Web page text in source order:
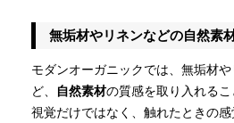
無垢材やリネンなどの自然素
モダンオーガニックでは、無垢材
ど、
自然素材の質感を取り入れるこ
視覚だけではなく、触れたときの